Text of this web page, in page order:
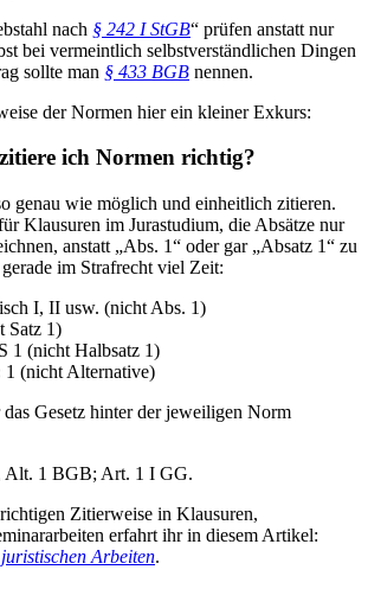
nach § 242 I StGB“ prüfen anstatt nur
bei vermeintlich selbstverständlichen Dingen
sollte man § 433 BGB nennen.
der Normen hier ein kleiner Exkurs:
ich Normen richtig?
genau wie möglich und einheitlich zitieren.
Klausuren im Jurastudium, die Absätze nur
anstatt „Abs. 1“ oder gar „Absatz 1“ zu
im Strafrecht viel Zeit:
I, II usw. (nicht Abs. 1)
Satz 1)
1 (nicht Halbsatz 1)
1 (nicht Alternative)
Gesetz hinter der jeweiligen Norm
Alt. 1 BGB; Art. 1 I GG.
Zitierweise in Klausuren,
erfahrt ihr in diesem Artikel:
Arbeiten.